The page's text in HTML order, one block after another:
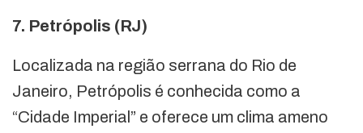
7. Petrópolis (RJ)
Localizada na região serrana do Rio de
Janeiro, Petrópolis é conhecida como a
“Cidade Imperial” e oferece um clima ameno